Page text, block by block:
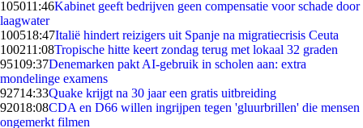
105011:46Kabinet geeft bedrijven geen compensatie voor schade door
laagwater
100518:47Italië hindert reizigers uit Spanje na migratiecrisis Ceuta
100211:08Tropische hitte keert zondag terug met lokaal 32 graden
95109:37Denemarken pakt AI-gebruik in scholen aan: extra
mondelinge examens
92714:33Quake krijgt na 30 jaar een gratis uitbreiding
92018:08CDA en D66 willen ingrijpen tegen 'gluurbrillen' die mensen
ongemerkt filmen